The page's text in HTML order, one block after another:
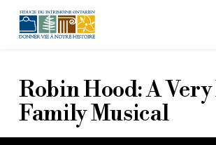
Robin Hood: A
Family Musical